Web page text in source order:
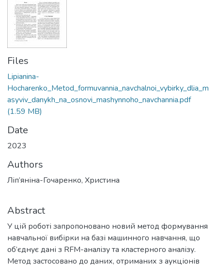
Files
Lipianina-
Hocharenko_Metod_formuvannia_navchalnoi_vybirky_dlia_m
asyviv_danykh_na_osnovi_mashynnoho_navchannia.pdf
(1.59 MB)
Date
2023
Authors
Ліп’яніна-Гочаренко, Христина
Abstract
У цій роботі запропоновано новий метод формування
навчальної вибірки на базі машинного навчання, що
об’єднує дані з RFM-аналізу та кластерного аналізу.
Метод застосовано до даних, отриманих з аукціонів